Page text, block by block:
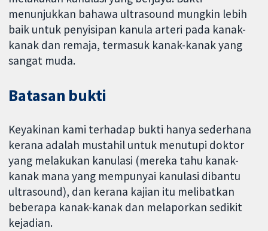
menunjukkan bahawa ultrasound mungkin lebih
baik untuk penyisipan kanula arteri pada kanak-
kanak dan remaja, termasuk kanak-kanak yang
sangat muda.
Batasan bukti
Keyakinan kami terhadap bukti hanya sederhana
kerana adalah mustahil untuk menutupi doktor
yang melakukan kanulasi (mereka tahu kanak-
kanak mana yang mempunyai kanulasi dibantu
ultrasound), dan kerana kajian itu melibatkan
beberapa kanak-kanak dan melaporkan sedikit
kejadian.